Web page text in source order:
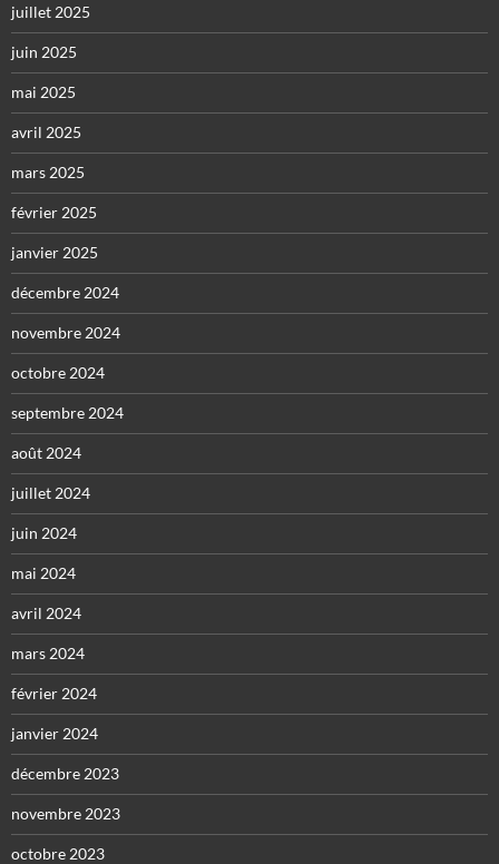
juillet 2025
juin 2025
mai 2025
avril 2025
mars 2025
février 2025
janvier 2025
décembre 2024
novembre 2024
octobre 2024
septembre 2024
août 2024
juillet 2024
juin 2024
mai 2024
avril 2024
mars 2024
février 2024
janvier 2024
décembre 2023
novembre 2023
octobre 2023